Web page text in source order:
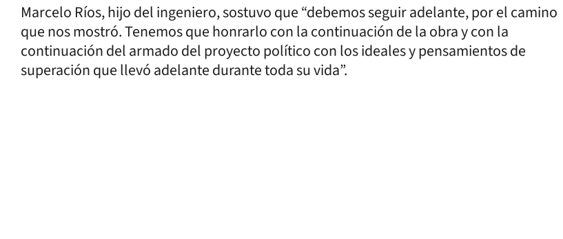
Marcelo Ríos, hijo del ingeniero, sostuvo que “debemos seguir adelante, por el camino
que nos mostró. Tenemos que honrarlo con la continuación de la obra y con la
continuación del armado del proyecto político con los ideales y pensamientos de
superación que llevó adelante durante toda su vida”.